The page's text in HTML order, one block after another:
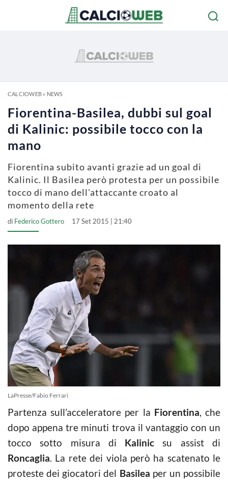
CALCIOWEB» NEWS
Fiorentina-Basilea, dubbi sul goal
di Kalinic: possibile tocco con la
mano
Fiorentina subito avanti grazie ad un goal di
Kalinic. Il Basilea però protesta per un possibile
tocco di mano dell'attaccante croato al
momento della rete
di Federico Gottero 17 Set 2015 | 21:40
LaPresse/Fabio Ferrari
Partenza sull’acceleratore per la Fiorentina, che
dopo appena tre minuti trova il vantaggio con un
tocco sotto misura di Kalinic su assist di
Roncaglia. La rete dei viola però ha scatenato le
proteste dei giocatori del Basilea per un possibile